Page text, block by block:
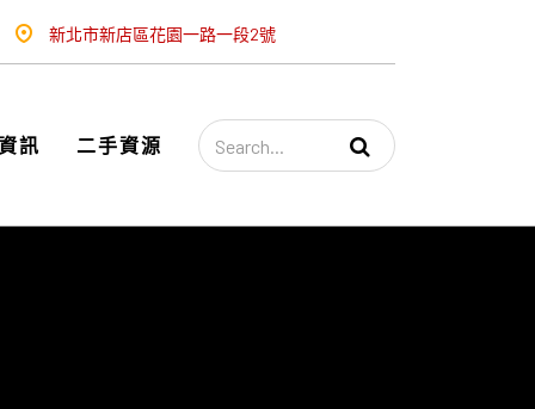
新北市新店區花園一路一段2號
訊 二手資源